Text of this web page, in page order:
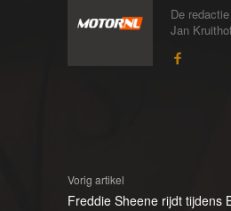
De
Jan
Vorig artikel
Freddie Sheene rijdt tijdens